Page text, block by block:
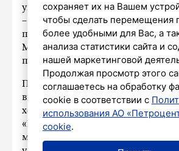
увеличение площадей,
– рассказал зампред
по АПК Олег Малащенко. –
Минсельхоз РФ на
проектную документацию по 21
План по гидромелиорации
выполнен на 44 процента,
хозяйства «Остроговицы»,
«Подворье
мелиорированных угодий
сохраняет их на Вашем
чтобы сделать перемещения
более удобными для Вас, а
анализа статистики сайта и
нашей маркетинговой
Продолжая просмотр этого
соглашаетесь на обработку
cookie в соответствии с
использования АО
cookie.